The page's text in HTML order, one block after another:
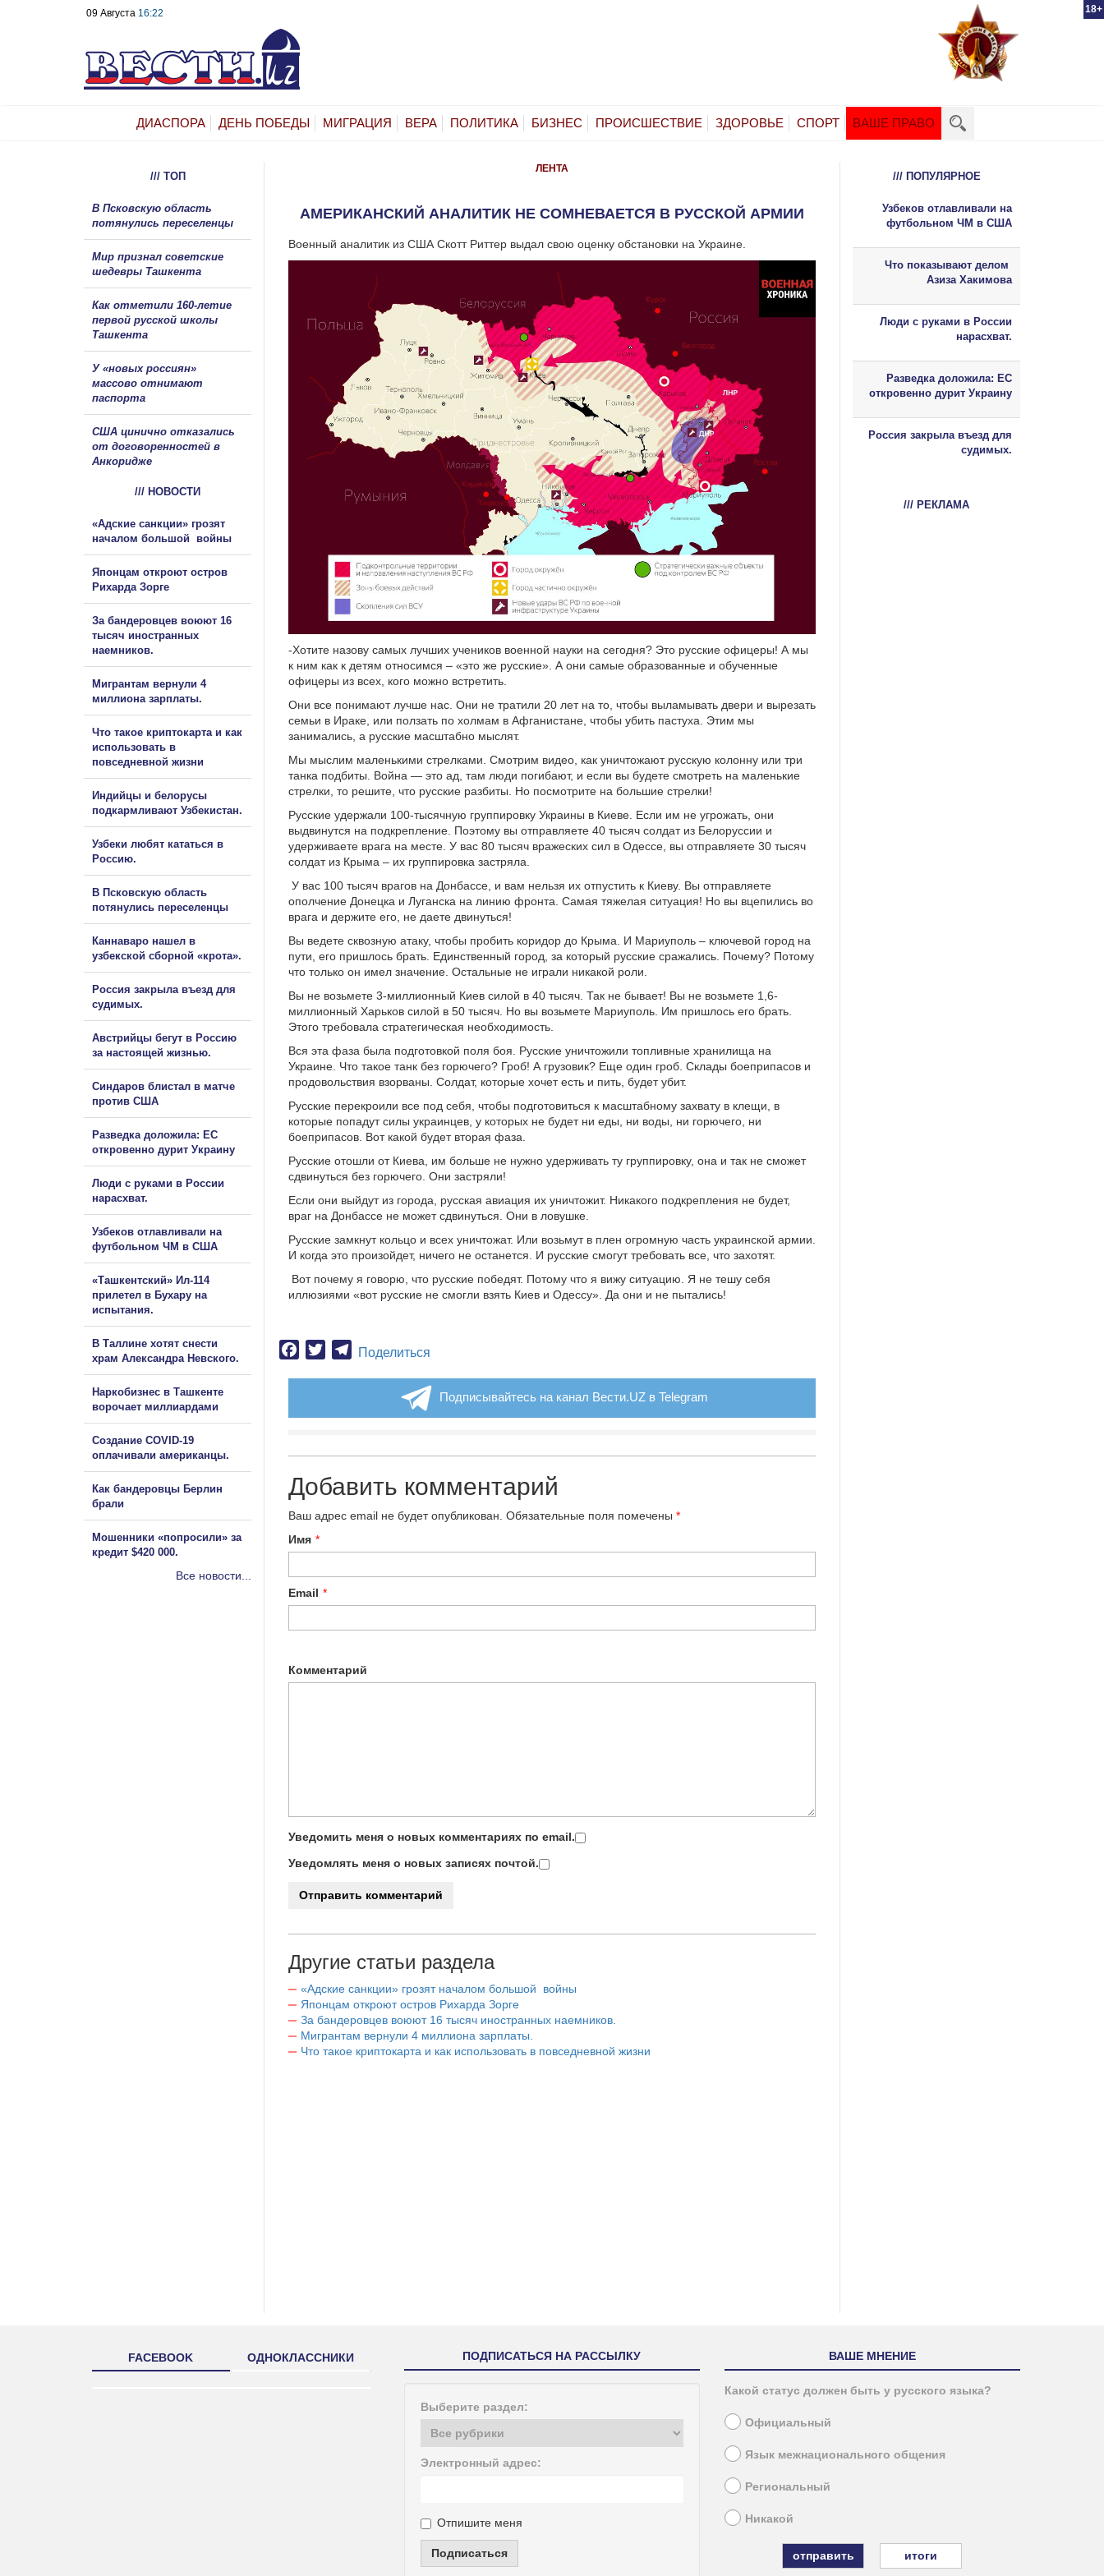
18+
09 Августа 16:22
ДИАСПОРА ДЕНЬ ПОБЕДЫ МИГРАЦИЯ ВЕРА ПОЛИТИКА БИЗНЕС ПРОИСШЕСТВИЕ ЗДОРОВЬЕ СПОРТ ВАШЕ ПРАВО
ЛЕНТА
АМЕРИКАНСКИЙ АНАЛИТИК НЕ СОМНЕВАЕТСЯ В РУССКОЙ АРМИИ
Военный аналитик из США Скотт Риттер выдал свою оценку обстановки на Украине.
-Хотите назову самых лучших учеников военной науки на сегодня? Это русские офицеры! А мы
к ним как к детям относимся – «это же русские». А они самые образованные и обученные
офицеры из всех, кого можно встретить.
Они все понимают лучше нас. Они не тратили 20 лет на то, чтобы выламывать двери и вырезать
семьи в Ираке, или ползать по холмам в Афганистане, чтобы убить пастуха. Этим мы
занимались, а русские масштабно мыслят.
Мы мыслим маленькими стрелками. Смотрим видео, как уничтожают русскую колонну или три
танка подбиты. Война — это ад, там люди погибают, и если вы будете смотреть на маленькие
стрелки, то решите, что русские разбиты. Но посмотрите на большие стрелки!
Русские удержали 100-тысячную группировку Украины в Киеве. Если им не угрожать, они
выдвинутся на подкрепление. Поэтому вы отправляете 40 тысяч солдат из Белоруссии и
удерживаете врага на месте. У вас 80 тысяч вражеских сил в Одессе, вы отправляете 30 тысяч
солдат из Крыма – их группировка застряла.
У вас 100 тысяч врагов на Донбассе, и вам нельзя их отпустить к Киеву. Вы отправляете
ополчение Донецка и Луганска на линию фронта. Самая тяжелая ситуация! Но вы вцепились во
врага и держите его, не даете двинуться!
Вы ведете сквозную атаку, чтобы пробить коридор до Крыма. И Мариуполь – ключевой город на
пути, его пришлось брать. Единственный город, за который русские сражались. Почему? Потому
что только он имел значение. Остальные не играли никакой роли.
Вы не возьмете 3-миллионный Киев силой в 40 тысяч. Так не бывает! Вы не возьмете 1,6-
миллионный Харьков силой в 50 тысяч. Но вы возьмете Мариуполь. Им пришлось его брать.
Этого требовала стратегическая необходимость.
Вся эта фаза была подготовкой поля боя. Русские уничтожили топливные хранилища на
Украине. Что такое танк без горючего? Гроб! А грузовик? Еще один гроб. Склады боеприпасов и
продовольствия взорваны. Солдат, которые хочет есть и пить, будет убит.
Русские перекроили все под себя, чтобы подготовиться к масштабному захвату в клещи, в
которые попадут силы украинцев, у которых не будет ни еды, ни воды, ни горючего, ни
боеприпасов. Вот какой будет вторая фаза.
Русские отошли от Киева, им больше не нужно удерживать ту группировку, она и так не сможет
сдвинуться без горючего. Они застряли!
Если они выйдут из города, русская авиация их уничтожит. Никакого подкрепления не будет,
враг на Донбассе не может сдвинуться. Они в ловушке.
Русские замкнут кольцо и всех уничтожат. Или возьмут в плен огромную часть украинской армии.
И когда это произойдет, ничего не останется. И русские смогут требовать все, что захотят.
Вот почему я говорю, что русские победят. Потому что я вижу ситуацию. Я не тешу себя
иллюзиями «вот русские не смогли взять Киев и Одессу». Да они и не пытались!
Facebook
TwitterTelegram
Поделиться
Подписывайтесь на канал Вести.UZ в Telegram
Добавить комментарий
Ваш адрес email не будет опубликован. Обязательные поля помечены *
Имя *
Email *
Комментарий
Уведомить меня о новых комментариях по email.
Уведомлять меня о новых записях почтой.
Другие статьи раздела
«Адские санкции» грозят началом большой войны
Японцам откроют остров Рихарда Зорге
За бандеровцев воюют 16 тысяч иностранных наемников.
Мигрантам вернули 4 миллиона зарплаты.
Что такое криптокарта и как использовать в повседневной жизни
/// ТОП
В Псковскую область
потянулись переселенцы
Мир признал советские
шедевры Ташкента
Как отметили 160-летие
первой русской школы
Ташкента
У «новых россиян»
массово отнимают
паспорта
США цинично отказались
от договоренностей в
Анкоридже
/// НОВОСТИ
«Адские санкции» грозят
началом большой войны
Японцам откроют остров
Рихарда Зорге
За бандеровцев воюют 16
тысяч иностранных
наемников.
Мигрантам вернули 4
миллиона зарплаты.
Что такое криптокарта и как
использовать в
повседневной жизни
Индийцы и белорусы
подкармливают Узбекистан.
Узбеки любят кататься в
Россию.
В Псковскую область
потянулись переселенцы
Каннаваро нашел в
узбекской сборной «крота».
Россия закрыла въезд для
судимых.
Австрийцы бегут в Россию
за настоящей жизнью.
Синдаров блистал в матче
против США
Разведка доложила: ЕС
откровенно дурит Украину
Люди с руками в России
нарасхват.
Узбеков отлавливали на
футбольном ЧМ в США
«Ташкентский» Ил-114
прилетел в Бухару на
испытания.
В Таллине хотят снести
храм Александра Невского.
Наркобизнес в Ташкенте
ворочает миллиардами
Создание COVID-19
оплачивали американцы.
Как бандеровцы Берлин
брали
Мошенники «попросили» за
кредит $420 000.
Все новости...
/// ПОПУЛЯРНОЕ
Узбеков отлавливали на
футбольном ЧМ в США
Что показывают делом
Азиза Хакимова
Люди с руками в России
нарасхват.
Разведка доложила: ЕС
откровенно дурит Украину
Россия закрыла въезд для
судимых.
/// РЕКЛАМА
FACEBOOK ОДНОКЛАССНИКИ ПОДПИСАТЬСЯ НА РАССЫЛКУ
Выберите раздел:
Электронный адрес:
Отпишите меня
Подписаться
ВАШЕ МНЕНИЕ
Какой статус должен быть у русского языка?
Официальный
Язык межнационального общения
Региональный
Никакой
итоги